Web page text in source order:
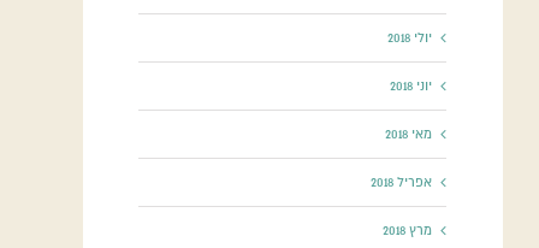
יולי 2018
יוני 2018
מאי 2018
אפריל 2018
מרץ 2018